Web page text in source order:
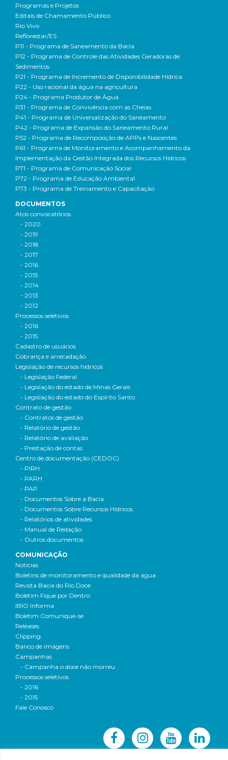
Programas e Projetos
Editais de Chamamento Público
Rio Vivo
Reflorestar/ES
P11 - Programa de Saneamento da Bacia
P12 - Programa de Controle das Atividades Geradoras de
Sedimentos
P21 - Programa de Incremento de Disponibilidade Hídrica
P22 - Uso racional da água na agricultura
P24 - Programa Produtor de Água
P31 - Programa de Convivência com as Cheias
P41 - Programa de Universalização do Saneamento
P42 - Programa de Expansão do Saneamento Rural
P52 - Programa de Recomposição de APPs e Nascentes
P61 - Programa de Monitoramento e Acompanhamento da
Implementação da Gestão Integrada dos Recursos Hídricos
P71 - Programa de Comunicação Social
P72 - Programa de Educação Ambiental
P73 - Programa de Treinamento e Capacitação
DOCUMENTOS
Atos convocatórios
- 2020
- 2019
- 2018
- 2017
- 2016
- 2015
- 2014
- 2013
- 2012
Processos seletivos
- 2016
- 2015
Cadastro de usuários
Cobrança e arrecadação
Legislação de recursos hídricos
- Legislação Federal
- Legislação do estado de Minas Gerais
- Legislação do estado do Espírito Santo
Contrato de gestão
- Contratos de gestão
- Relatório de gestão
- Relatório de avaliação
- Prestação de contas
Centro de documentação (CEDOC)
- PIRH
- PARH
- PAP
- Documentos Sobre a Bacia
- Documentos Sobre Recursos Hídricos
- Relatórios de atividades
- Manual de Redação
- Outros documentos
COMUNICAÇÃO
Notícias
Boletins de monitoramento e qualidade da água
Revista Bacia do Rio Doce
Boletim Fique por Dentro
IBIO Informa
Boletim Comunique-se
Releases
Clipping
Banco de imagens
Campanhas
- Campanha o doce não morreu
Processos seletivos
- 2016
- 2015
Fale Conosco